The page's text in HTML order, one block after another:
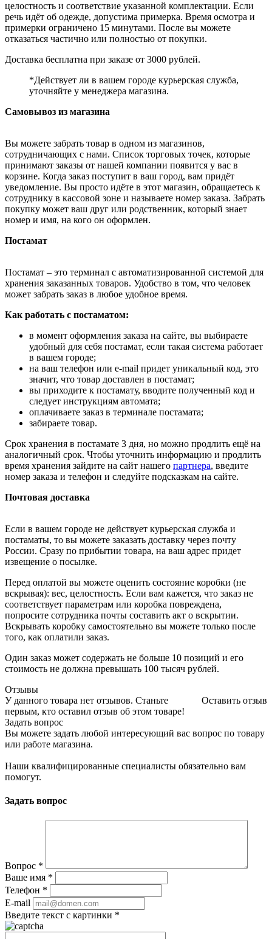
целостность и соответствие указанной комплектации. Если
речь идёт об одежде, допустима примерка. Время осмотра и
примерки ограничено 15 минутами. После вы можете
отказаться частично или полностью от покупки.
Доставка бесплатна при заказе от 3000 рублей.
*Действует ли в вашем городе курьерская служба,
уточняйте у менеджера магазина.
Самовывоз из магазина
Вы можете забрать товар в одном из магазинов,
сотрудничающих с нами. Список торговых точек, которые
принимают заказы от нашей компании появится у вас в
корзине. Когда заказ поступит в ваш город, вам придёт
уведомление. Вы просто идёте в этот магазин, обращаетесь к
сотруднику в кассовой зоне и называете номер заказа. Забрать
покупку может ваш друг или родственник, который знает
номер и имя, на кого он оформлен.
Постамат
Постамат – это терминал с автоматизированной системой для
хранения заказанных товаров. Удобство в том, что человек
может забрать заказ в любое удобное время.
Как работать с постаматом:
в момент оформления заказа на сайте, вы выбираете
удобный для себя постамат, если такая система работает
в вашем городе;
на ваш телефон или e-mail придет уникальный код, это
значит, что товар доставлен в постамат;
вы приходите к постамату, вводите полученный код и
следует инструкциям автомата;
оплачиваете заказ в терминале постамата;
забираете товар.
Срок хранения в постамате 3 дня, но можно продлить ещё на
аналогичный срок. Чтобы уточнить информацию и продлить
время хранения зайдите на сайт нашего партнера, введите
номер заказа и телефон и следуйте подсказкам на сайте.
Почтовая доставка
Если в вашем городе не действует курьерская служба и
постаматы, то вы можете заказать доставку через почту
России. Сразу по прибытии товара, на ваш адрес придет
извещение о посылке.
Перед оплатой вы можете оценить состояние коробки (не
вскрывая): вес, целостность. Если вам кажется, что заказ не
соответствует параметрам или коробка повреждена,
попросите сотрудника почты составить акт о вскрытии.
Вскрывать коробку самостоятельно вы можете только после
того, как оплатили заказ.
Один заказ может содержать не больше 10 позиций и его
стоимость не должна превышать 100 тысяч рублей.
Отзывы
Оставить отзыв
У данного товара нет отзывов. Станьте
первым, кто оставил отзыв об этом товаре!
Задать вопрос
Вы можете задать любой интересующий вас вопрос по товару
или работе магазина.
Наши квалифицированные специалисты обязательно вам
помогут.
Задать вопрос
Вопрос *
Ваше имя *
Телефон *
E-mail
Введите текст с картинки *